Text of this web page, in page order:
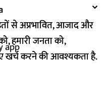
से अप्रभावित, आजाद और
हमारी जनता को,
खर्च करने की आवश्यकता है.
से अप्रभावित, आजाद और
हमारी जनता को,
खर्च करने की आवश्यकता है.
app